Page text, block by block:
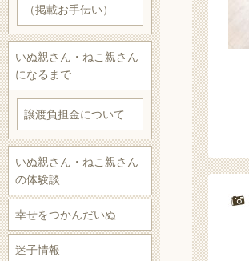
（掲載お手伝い）
いぬ親さん・ねこ親さん
になるまで
譲渡負担金について
いぬ親さん・ねこ親さん
の体験談
幸せをつかんだいぬ
迷子情報